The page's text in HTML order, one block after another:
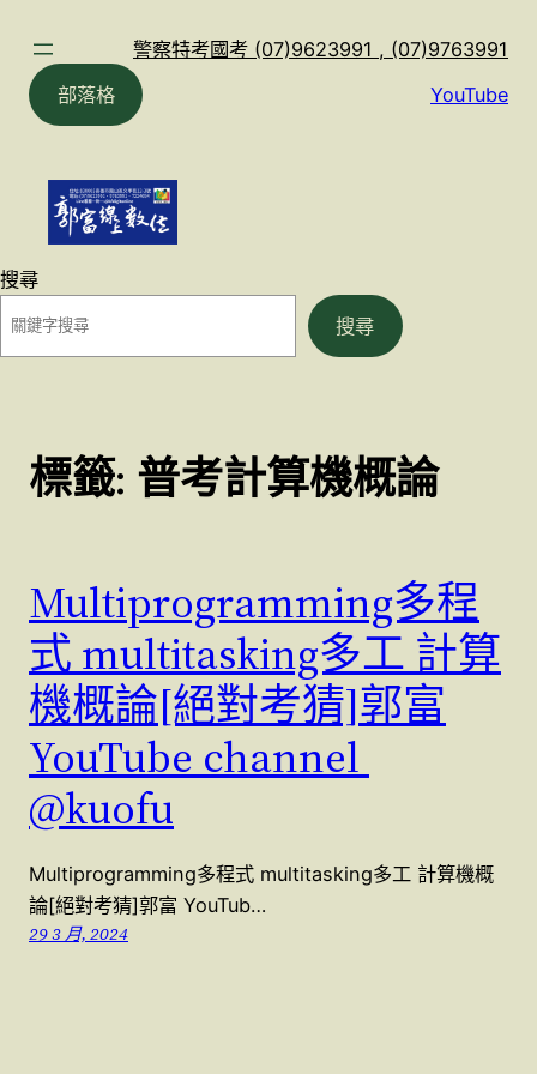
警察特考國考 (07)9623991 , (07)9763991
部落格
YouTube
搜尋
搜尋
標籤: 普考計算機概論
Multiprogramming多程
式 multitasking多工 計算
機概論[絕對考猜]郭富
YouTube channel
@kuofu
Multiprogramming多程式 multitasking多工 計算機概
論[絕對考猜]郭富 YouTub…
29 3 月, 2024